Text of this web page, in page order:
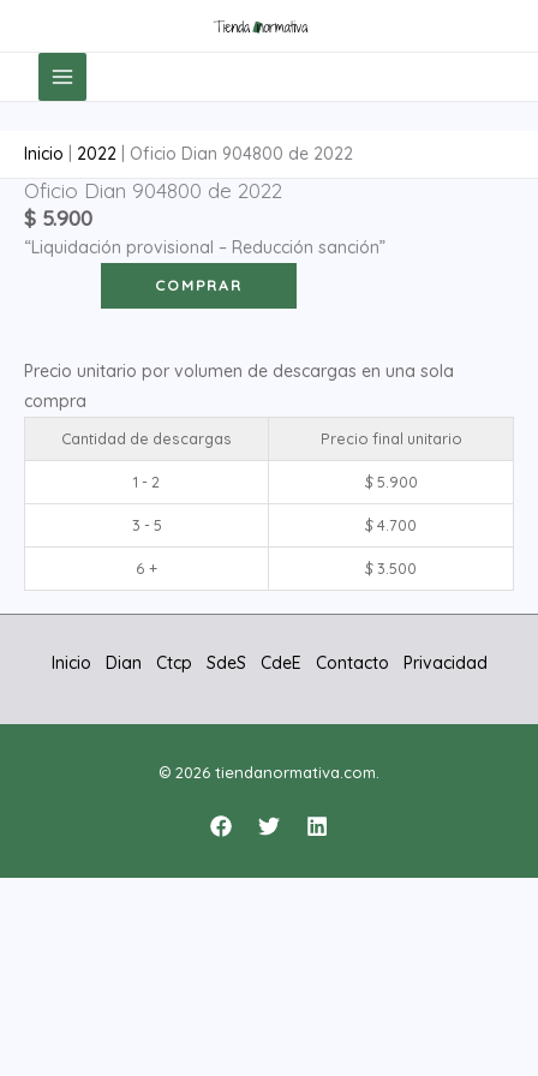
contenido
Inicio 2022 Oficio Dian 904800 de 2022
Oficio Dian 904800 de 2022
$ 5.900
“Liquidación provisional – Reducción sanción”
Oficio
Dian
904800
COMPRAR
Precio unitario por volumen de descargas en una sola
compra
Cantidad de descargas Precio final unitario
1 - 2 $5.900
3 - 5 $4.700
6 + $3.500
Inicio Dian Ctcp SdeS CdeE Contacto Privacidad
© 2026 tiendanormativa.com.